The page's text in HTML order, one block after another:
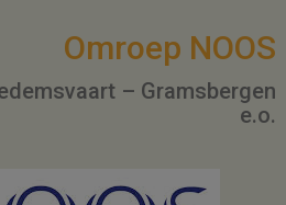
Omroep NOOS
– Gramsbergen
e.o.